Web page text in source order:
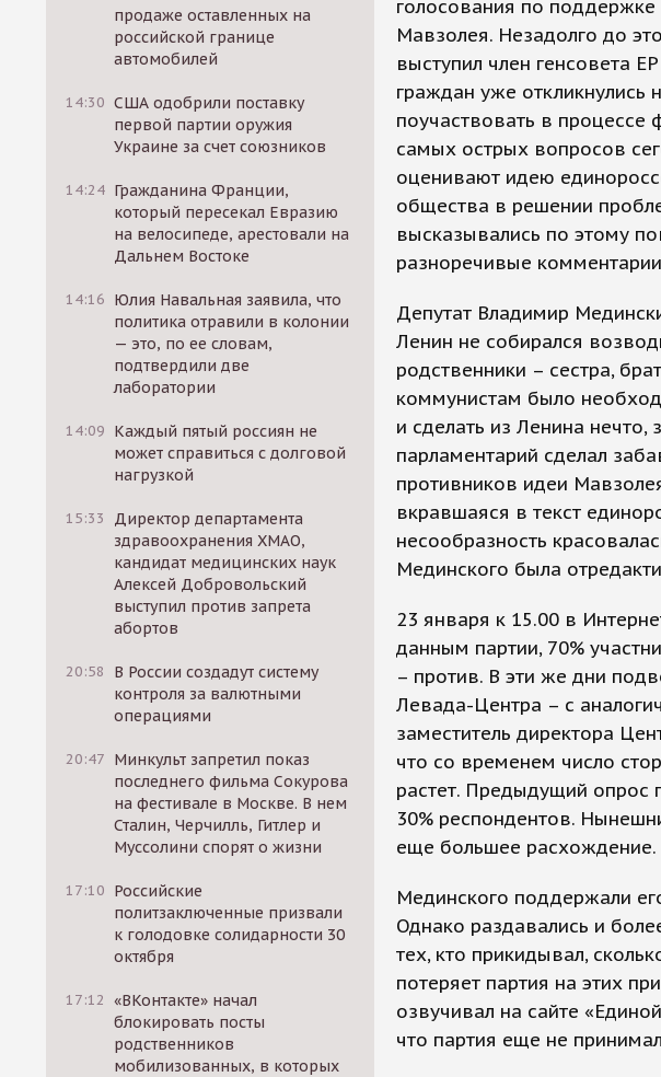
продаже оставленных на
российской границе
автомобилей
14:30 США одобрили поставку
первой партии оружия
Украине за счет союзников
14:24 Гражданина Франции,
который пересекал Евразию
на велосипеде, арестовали на
Дальнем Востоке
14:16 Юлия Навальная заявила, что
политика отравили в колонии
— это, по ее словам,
подтвердили две
лаборатории
14:09 Каждый пятый россиян не
может справиться с долговой
нагрузкой
15:33
Директор департамента
здравоохранения ХМАО,
кандидат медицинских наук
Алексей Добровольский
выступил против запрета
абортов
20:58
В России создадут систему
контроля за валютными
операциями
20:47 Минкульт запретил показ
последнего фильма Сокурова
на фестивале в Москве. В нем
Сталин, Черчилль, Гитлер и
Муссолини спорят о жизни
17:10 Российские
политзаключенные призвали
к голодовке солидарности 30
октября
17:12 «ВКонтакте» начал
блокировать посты
родственников
мобилизованных, в которых
голосования по
Мавзолея. Незадолго до
выступил член генсовета
граждан уже откликнулись
поучаствовать в
самых острых вопросов
оценивают идею
общества в решении
высказывались по этому
разноречивые
Депутат Владимир
Ленин не собирался
родственники – сестра,
коммунистам было
и сделать из Ленина
парламентарий сделал
противников идеи
вкравшаяся в текст
несообразность
Мединского была
23 января к 15.00 в
данным партии, 70%
– против. В эти же дни
Левада-Центра – с
заместитель директора
что со временем число
растет. Предыдущий опрос
30% респондентов.
еще большее расхождение.
Мединского поддержали
Однако раздавались и
тех, кто прикидывал,
потеряет партия на этих
озвучивал на сайте
что партия еще не